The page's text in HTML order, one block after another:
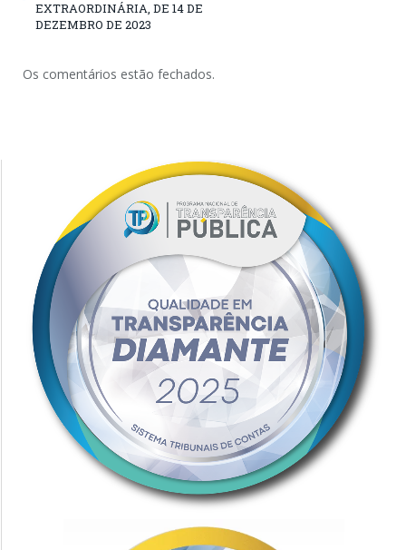
EXTRAORDINÁRIA, DE 14 DE
DEZEMBRO DE 2023
Os comentários estão fechados.